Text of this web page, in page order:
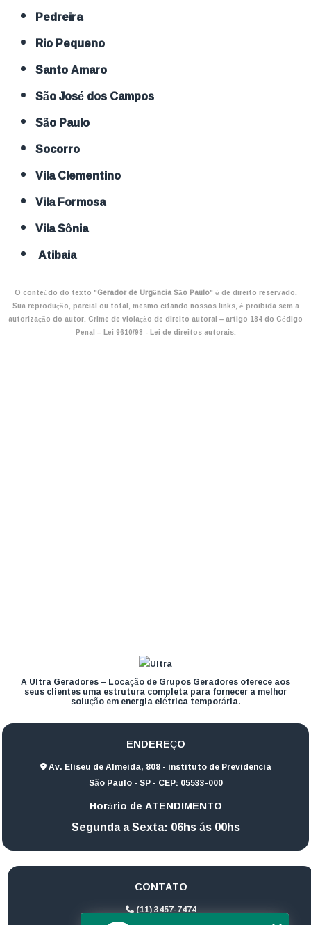
Pedreira
Rio Pequeno
Santo Amaro
São José dos Campos
São Paulo
Socorro
Vila Clementino
Vila Formosa
Vila Sônia
Atibaia
O conteúdo do texto "Gerador de Urgência São Paulo" é de direito reservado.
Sua reprodução, parcial ou total, mesmo citando nossos links, é proibida sem a
autorização do autor. Crime de violação de direito autoral – artigo 184 do Código
Penal –Lei 9610/98 - Lei de direitos autorais.
A Ultra Geradores – Locação de Grupos Geradores oferece aos
seus clientes uma estrutura completa para fornecer a melhor
solução em energia elétrica temporária.
ENDEREÇO
Av. Eliseu de Almeida, 808 - instituto de Previdencia
São Paulo - SP - CEP: 05533-000
Horário de ATENDIMENTO
Segunda a Sexta: 06hs ás 00hs
CONTATO
(11) 3457-7474